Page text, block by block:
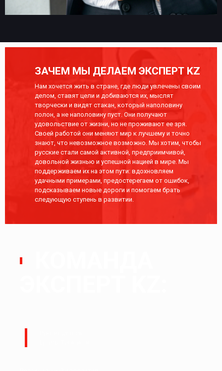
ЗАЧЕМ МЫ ДЕЛАЕМ ЭКСПЕРТ KZ
Нам хочется жить в стране, где люди увлечены своим
делом, ставят цели и добиваются их, мыслят
творчески и видят стакан, который наполовину
полон, а не наполовину пуст. Они получают
удовольствие от жизни, но не проживают ее зря.
Своей работой они меняют мир к лучшему и точно
знают, что невозможное возможно. Мы хотим, чтобы
русские стали самой активной, предприимчивой,
довольной жизнью и успешной нацией в мире. Мы
поддерживаем их на этом пути: вдохновляем
удачными примерами, предостерегаем от ошибок,
подсказываем новые дороги и помогаем брать
следующую ступень в развитии.